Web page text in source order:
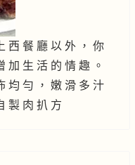
西 餐 廳 以 外 ， 你
加 生 活 的 情 趣 。
均 勻 ， 嫩 滑 多 汁
製 肉 扒 方